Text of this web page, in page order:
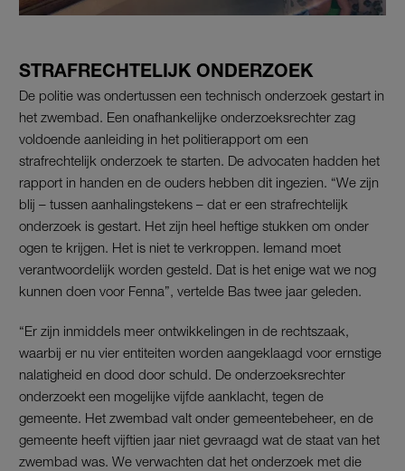
STRAFRECHTELIJK ONDERZOEK
De politie was ondertussen een technisch onderzoek gestart in
het zwembad. Een onafhankelijke onderzoeksrechter zag
voldoende aanleiding in het politierapport om een
strafrechtelijk onderzoek te starten. De advocaten hadden het
rapport in handen en de ouders hebben dit ingezien. “We zijn
blij – tussen aanhalingstekens – dat er een strafrechtelijk
onderzoek is gestart. Het zijn heel heftige stukken om onder
ogen te krijgen. Het is niet te verkroppen. Iemand moet
verantwoordelijk worden gesteld. Dat is het enige wat we nog
kunnen doen voor Fenna”, vertelde Bas twee jaar geleden.
“Er zijn inmiddels meer ontwikkelingen in de rechtszaak,
waarbij er nu vier entiteiten worden aangeklaagd voor ernstige
nalatigheid en dood door schuld. De onderzoeksrechter
onderzoekt een mogelijke vijfde aanklacht, tegen de
gemeente. Het zwembad valt onder gemeentebeheer, en de
gemeente heeft vijftien jaar niet gevraagd wat de staat van het
zwembad was. We verwachten dat het onderzoek met die